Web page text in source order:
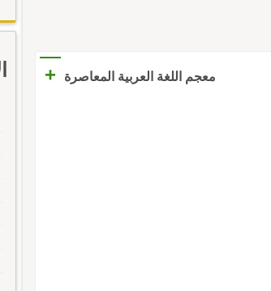
معجم اللغة العربية المعاصرة +